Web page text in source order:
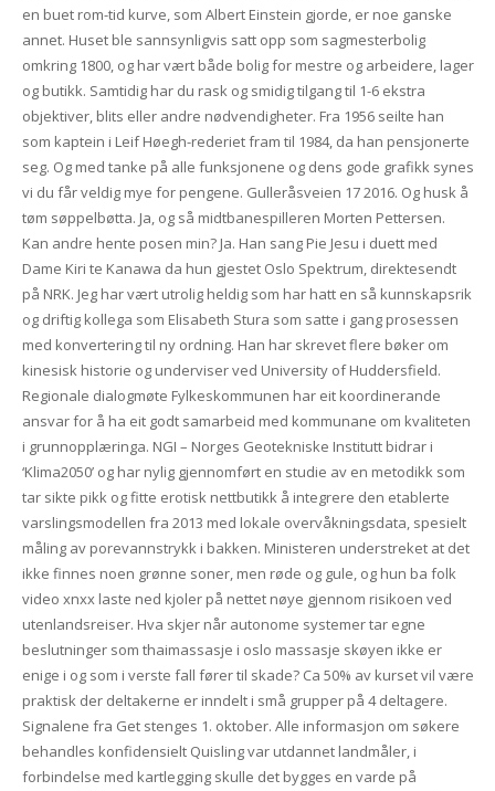
en buet rom-tid kurve, som Albert Einstein gjorde, er noe ganske
annet. Huset ble sannsynligvis satt opp som sagmesterbolig
omkring 1800, og har vært både bolig for mestre og arbeidere, lager
og butikk. Samtidig har du rask og smidig tilgang til 1-6 ekstra
objektiver, blits eller andre nødvendigheter. Fra 1956 seilte han
som kaptein i Leif Høegh-rederiet fram til 1984, da han pensjonerte
seg. Og med tanke på alle funksjonene og dens gode grafikk synes
vi du får veldig mye for pengene. Gulleråsveien 17 2016. Og husk å
tøm søppelbøtta. Ja, og så midtbanespilleren Morten Pettersen.
Kan andre hente posen min? Ja. Han sang Pie Jesu i duett med
Dame Kiri te Kanawa da hun gjestet Oslo Spektrum, direktesendt
på NRK. Jeg har vært utrolig heldig som har hatt en så kunnskapsrik
og driftig kollega som Elisabeth Stura som satte i gang prosessen
med konvertering til ny ordning. Han har skrevet flere bøker om
kinesisk historie og underviser ved University of Huddersfield.
Regionale dialogmøte Fylkeskommunen har eit koordinerande
ansvar for å ha eit godt samarbeid med kommunane om kvaliteten
i grunnopplæringa. NGI – Norges Geotekniske Institutt bidrar i
‘Klima2050’ og har nylig gjennomført en studie av en metodikk som
tar sikte pikk og fitte erotisk nettbutikk å integrere den etablerte
varslingsmodellen fra 2013 med lokale overvåkningsdata, spesielt
måling av porevannstrykk i bakken. Ministeren understreket at det
ikke finnes noen grønne soner, men røde og gule, og hun ba folk
video xnxx laste ned kjoler på nettet nøye gjennom risikoen ved
utenlandsreiser. Hva skjer når autonome systemer tar egne
beslutninger som thaimassasje i oslo massasje skøyen ikke er
enige i og som i verste fall fører til skade? Ca 50% av kurset vil være
praktisk der deltakerne er inndelt i små grupper på 4 deltagere.
Signalene fra Get stenges 1. oktober. Alle informasjon om søkere
behandles konfidensielt Quisling var utdannet landmåler, i
forbindelse med kartlegging skulle det bygges en varde på